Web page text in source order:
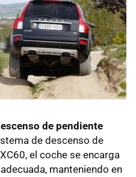
de pendiente
de descenso de
el coche se encarga
manteniendo en